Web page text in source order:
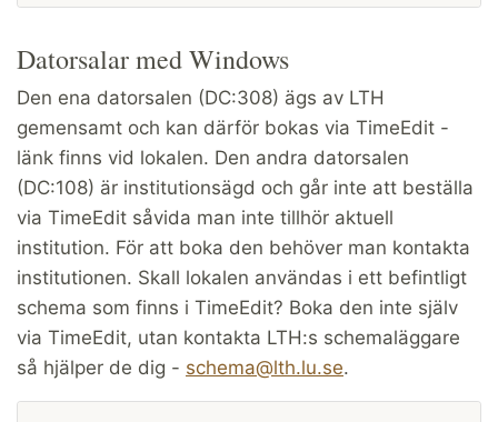
Datorsalar med Windows
Den ena datorsalen (DC:308) ägs av LTH
gemensamt och kan därför bokas via TimeEdit -
länk finns vid lokalen. Den andra datorsalen
(DC:108) är institutionsägd och går inte att beställa
via TimeEdit såvida man inte tillhör aktuell
institution. För att boka den behöver man kontakta
institutionen. Skall lokalen användas i ett befintligt
schema som finns i TimeEdit? Boka den inte själv
via TimeEdit, utan kontakta LTH:s schemaläggare
så hjälper de dig - schema@lth.lu.se.